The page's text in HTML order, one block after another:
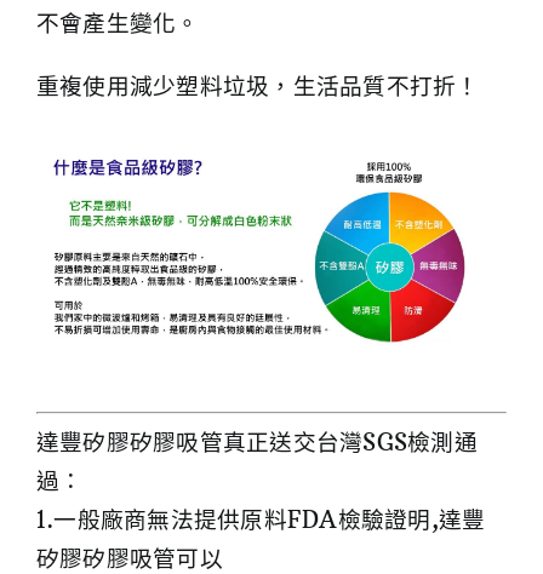
不會產生變化。
重複使用減少塑料垃圾，生活品質不打折！
達豐矽膠矽膠吸管真正送交台灣SGS檢測通
過：
1.一般廠商無法提供原料FDA檢驗證明,達豐
矽膠矽膠吸管可以